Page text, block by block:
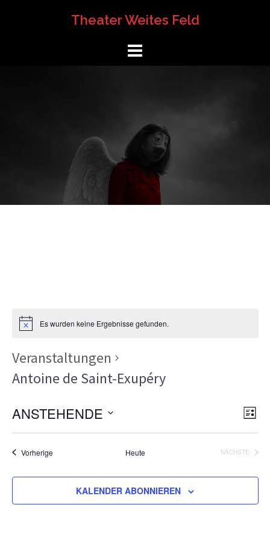
Theater Weites Feld
Es wurden keine Ergebnisse gefunden.
Veranstaltungen
Antoine de Saint-Exupéry
LISTE
ANSTEHENDE
Datum
wählen.
VorherigeVeranstaltungen Heute
NÄCHSTE
KALENDER ABONNIEREN